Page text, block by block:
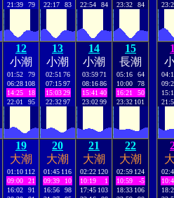
21:39
79
22:17
83
22:54
84
23:32
84
12
小潮
01:52
79
06:28 108
14:25
18
22:01
95
13
小潮
02:51 76
07:15 97
15:03 29
22:32 97
14
小潮
03:59 71
08:16 86
15:41 40
23:02 99
15
長潮
05:16
64
10:00
78
16:21
50
23:32 101
19
大潮
01:10 112
09:00
21
16:02
91
20
大潮
01:45 116
09:39
10
16:56
98
21
大潮
02:22 120
10:19
1
17:45 103
22
大潮
02:59 124
10:59
-5
18:33 106